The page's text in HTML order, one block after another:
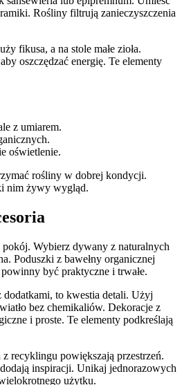
Rośliny filtrują zanieczyszczenia
fikusa, a na stole małe zioła.
oszczędzać energię. Te elementy
z umiarem.
oświetlenie.
rośliny w dobrej kondycji.
nim żywy wygląd.
Wybierz dywany z naturalnych
Poduszki z bawełny organicznej
być praktyczne i trwałe.
to kwestia detali. Użyj
bez chemikaliów. Dekoracje z
i proste. Te elementy podkreślają
recyklingu powiększają przestrzeń.
inspiracji. Unikaj jednorazowych
użytku.